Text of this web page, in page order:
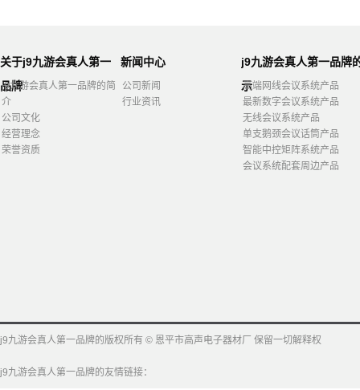
关于j9九游会真人第一
品牌
j9九游会真人第一品牌的简
介
公司文化
经营理念
荣誉资质
新闻中心
公司新闻
行业资讯
j9九游会真人第一品牌
示
高端网线会议系统产品
最新数字会议系统产品
无线会议系统产品
单支鹅颈会议话筒产品
智能中控矩阵系统产品
会议系统配套周边产品
j9九游会真人第一品牌的版权所有 © 恩平市高声电子器材厂 保留一切解释权
j9九游会真人第一品牌的友情链接：